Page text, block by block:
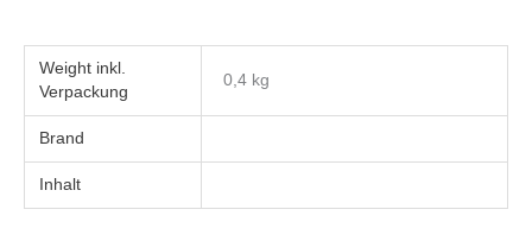
Weight
0,4 kg
Brand
Inhalt